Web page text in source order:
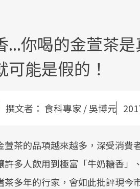
...你喝的金萱茶
能是假的！
撰文者： 食科專家 / 吳博元
萱茶的品項越來越多，深受消費
多人飲用到極富「牛奶糖香」
多年的行家，會如此批評現今
邁向
政策
照
健康
全面
發，
建立
改善